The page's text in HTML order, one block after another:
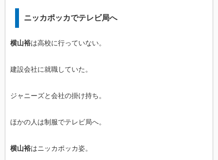
ニッカポッカでテレビ局へ
横山裕は高校に行っていない。
建設会社に就職していた。
ジャニーズと会社の掛け持ち。
ほかの人は制服でテレビ局へ。
横山裕はニッカポッカ姿。